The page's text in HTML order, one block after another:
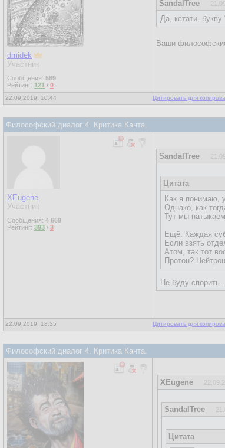
dmidek
Участник
Сообщения: 589
Рейтинг: 121 / 0
SandalTree
Да, кстати,
Ваши
22.09.2019, 10:44 Цитировать для
Философский диалог 4. Критика Канта.
XEugene
Участник
Сообщения: 4 669
Рейтинг: 393 / 3
SandalTree
Цитата
Как я понимаю,
Однако, как
Тут мы
Ещё. Каждая
Если взять
Атом, так тот
Протон?
Не буду
22.09.2019, 18:35 Цитировать для
Философский диалог 4. Критика Канта.
XEugene
SandalTree
Цитата